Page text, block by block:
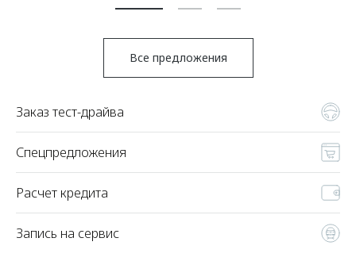
Все предложения
Заказ тест-драйва
Спецпредложения
Расчет кредита
Запись на сервис